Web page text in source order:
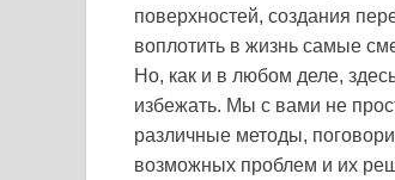
поверхностей, создания
воплотить в жизнь самые
Но, как и в любом деле,
избежать. Мы с вами не
различные методы,
возможных проблем и их